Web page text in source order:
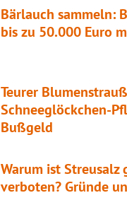
Bärlauch sammeln:
bis zu 50.000 Euro
Teurer
Schneeglöckchen-
Bußgeld
Warum ist
verboten? Gründe